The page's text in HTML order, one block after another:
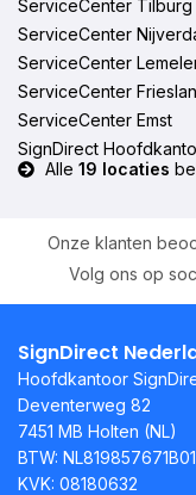
ServiceCenter Tilburg
ServiceCenter
ServiceCenter
ServiceCenter
ServiceCenter Emst
SignDirect
Alle 19 locaties
Onze klanten
Volg ons op
SignDirect
Hoofdkantoor
Deventerweg 82
7451 MB Holten (NL)
BTW: NL819857671B01
KVK: 08180632